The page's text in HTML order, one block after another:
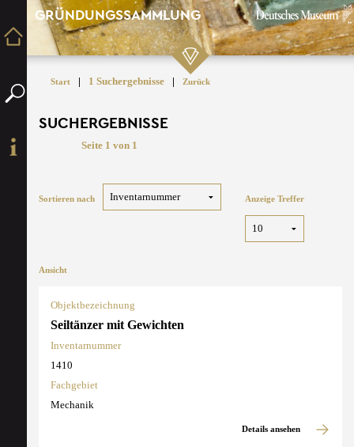
GRÜNDUNGSSAMMLUNG
Start | 1 Suchergebnisse | Zurück
SUCHERGEBNISSE
Seite 1 von 1
Sortieren nach Anzeige Treffer
Ansicht
Objektbezeichnung
Seiltänzer mit Gewichten
Inventarnummer
1410
Fachgebiet
Mechanik
Details ansehen